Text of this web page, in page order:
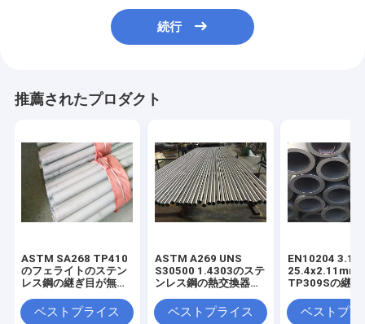
続行
推薦されたプロダクト
ASTM SA268 TP410
のフェライトのステン
レス鋼の継ぎ目が無い
ベストプライス
ASTM A269 UNS
S30500 1.4303のステ
ンレス鋼の熱交換器の
ベストプライス
EN10204 3.1
25.4x2.11mm
TP309Sの継ぎ
ベストプラ